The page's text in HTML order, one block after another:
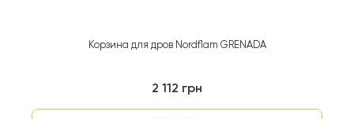
Корзина для дров Nordflam GRENADA
2 112 грн